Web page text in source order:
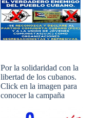
Por la solidaridad con la
libertad de los cubanos.
Click en la imagen para
conocer la campaña